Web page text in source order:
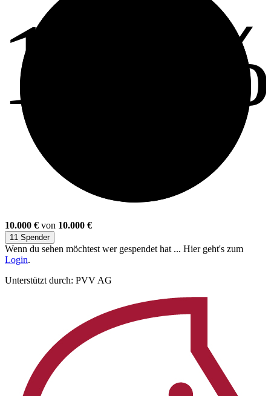
100%
10.000 € von 10.000 €
11 Spender
Wenn du sehen möchtest wer gespendet hat ... Hier geht's zum
Login.
Unterstützt durch: PVV AG